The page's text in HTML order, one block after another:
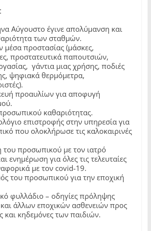
Αύγουστο έγινε απολύμανση και
των σταθμών.
μέσα προστασίας (μάσκες,
προστατευτικά παπουτσιών,
γάντια μιας χρήσης, ποδιές
ψηφιακά θερμόμετρα,
προαυλίων για αποφυγή
καθαριότητας.
επιστροφής στην υπηρεσία για
που ολοκλήρωσε τις καλοκαιρινές
του προσωπικού με τον ιατρό
ενημέρωση για όλες τις τελευταίες
με τον covid-19.
του προσωπικού για την εποχική
φυλλάδιο – οδηγίες πρόληψης
άλλων εποχικών ασθενειών προς
και κηδεμόνες των παιδιών.